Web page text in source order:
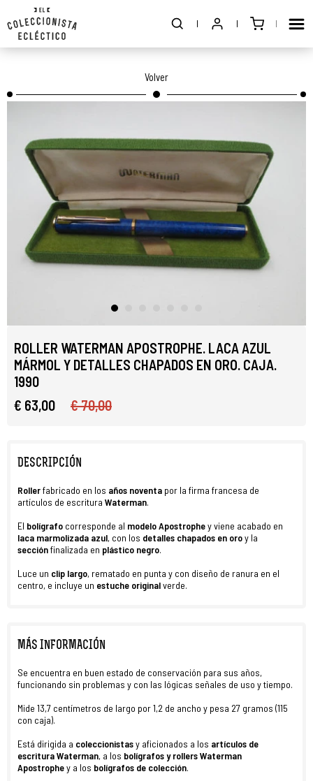
Volver
ROLLER WATERMAN APOSTROPHE. LACA AZUL
MÁRMOL Y DETALLES CHAPADOS EN ORO. CAJA.
1990
€ 63,00
€ 70,00
DESCRIPCIÓN
Rollerfabricado en los años noventa por la firma francesa de
artículos de escritura Waterman.
El bolígrafo corresponde al modeloApostrophey viene acabado en
laca marmolizada azul, con los detalles chapados en oroy la
secciónfinalizada en plástico negro.
Luce un clip largo, rematado en punta y con diseño de ranura en el
centro, e incluye un estuche originalverde.
MÁS INFORMACIÓN
Se encuentra en buen estado de conservación para sus años,
funcionando sin problemas y con las lógicas señales de uso y tiempo.
Mide 13,7 centímetros de largo por 1,2 de ancho y pesa 27 gramos (115
con caja).
Está dirigida a coleccionistasy aficionados a los artículos de
escritura Waterman, a los bolígrafos y rollers Waterman
Apostrophey a los bolígrafos de colección.